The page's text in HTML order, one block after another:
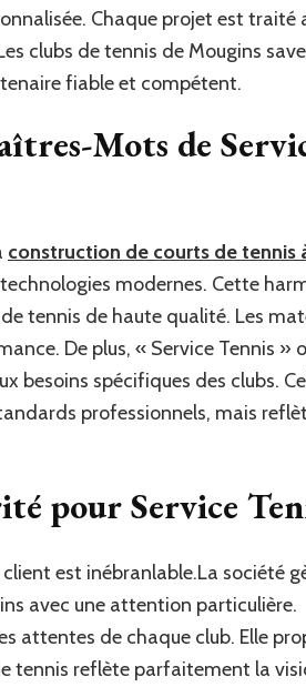
Projets
de
Construction
Chaque projet est traité
clubs de tennis de Mougins
fiable et compétent.
Mots de
construction de courts de tennis
modernes. Cette
tennis de haute qualité. Les
De plus, « Service Tennis »
besoins spécifiques des clubs.
professionnels, mais
pour Service
est inébranlable.La société
avec une attention particulière.
attentes de chaque club. Elle
tennis reflète parfaitement la